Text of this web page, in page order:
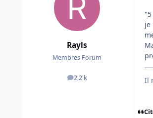
Rayls
Membres Forum
2,2 k
messages
je
Il